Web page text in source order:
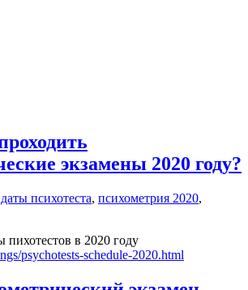
экзамены 2020 году?
даты психотеста, психометрия 2020,
в 2020 году
psychotests-schedule-2020.html